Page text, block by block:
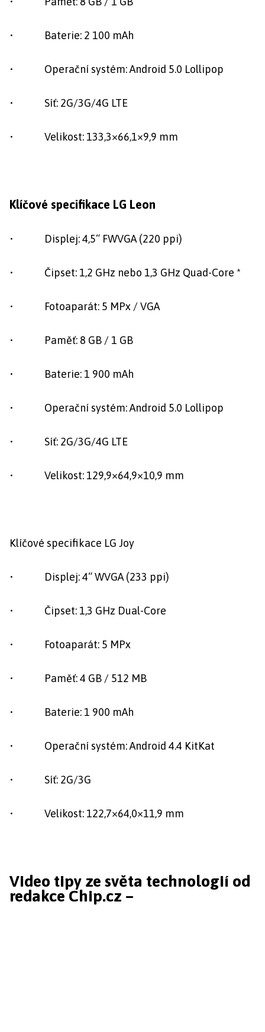
• Baterie: 2 100 mAh
• Operační systém: Android 5.0 Lollipop
• Síť: 2G/3G/4G LTE
• Velikost: 133,3×66,1×9,9 mm
Klíčové specifikace LG Leon
• Displej: 4,5“ FWVGA (220 ppi)
• Čipset: 1,2 GHz nebo 1,3 GHz Quad-Core *
• Fotoaparát: 5 MPx / VGA
• Paměť: 8 GB / 1 GB
• Baterie: 1 900 mAh
• Operační systém: Android 5.0 Lollipop
• Síť: 2G/3G/4G LTE
• Velikost: 129,9×64,9×10,9 mm
Klíčové specifikace LG Joy
• Displej: 4“ WVGA (233 ppi)
• Čipset: 1,3 GHz Dual-Core
• Fotoaparát: 5 MPx
• Paměť: 4 GB / 512 MB
• Baterie: 1 900 mAh
• Operační systém: Android 4.4 KitKat
• Síť: 2G/3G
• Velikost: 122,7×64,0×11,9 mm
Video tipy ze světa technologií od
redakce Chip.cz –